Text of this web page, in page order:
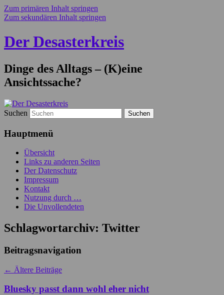
Zum primären Inhalt springen
Zum sekundären Inhalt springen
Der Desasterkreis
Dinge des Alltags – (K)eine
Ansichtssache?
Suchen
Hauptmenü
Übersicht
Links zu anderen Seiten
Der Datenschutz
Impressum
Kontakt
Nutzung durch …
Die Unvollendeten
Schlagwortarchiv: Twitter
Beitragsnavigation
← Ältere Beiträge
Bluesky passt dann wohl eher nicht